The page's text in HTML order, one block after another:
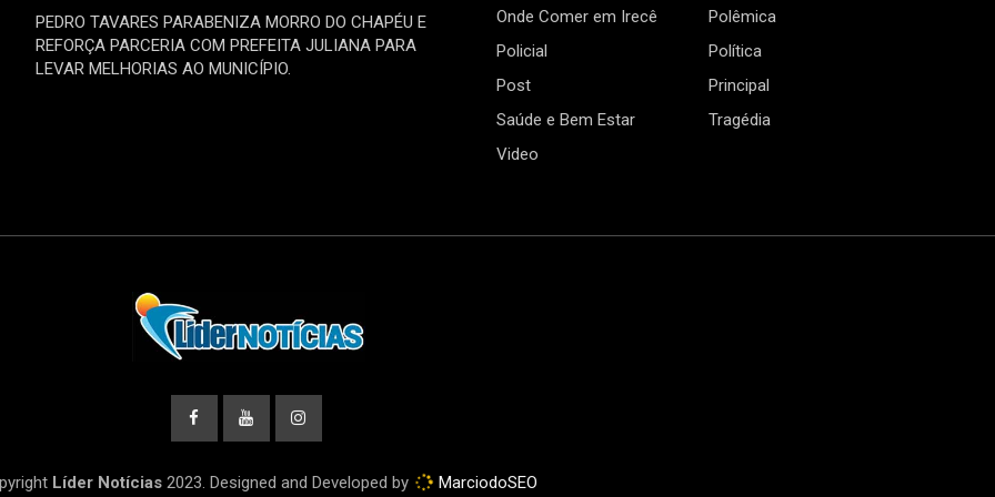
PEDRO TAVARES PARABENIZA MORRO DO CHAPÉU E
REFORÇA PARCERIA COM PREFEITA JULIANA PARA
LEVAR MELHORIAS AO MUNICÍPIO.
Onde Comer em Irecê
Polêmica
Policial
Política
Post
Principal
Saúde e Bem Estar
Tragédia
Video
Líder Notícias2023. Designed and Developed by MarciodoSEO